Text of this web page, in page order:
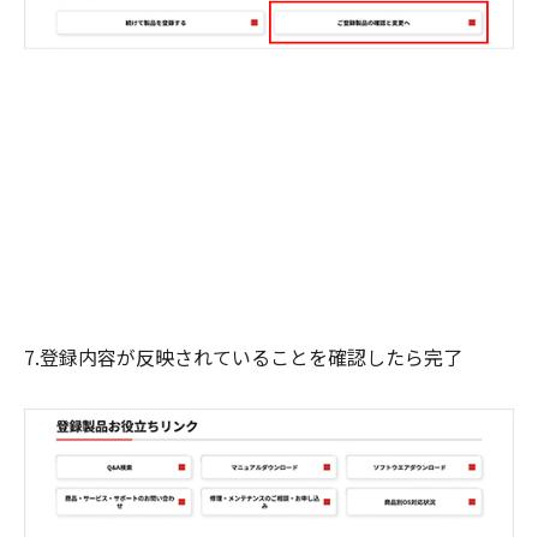
7.登録内容が反映されていることを確認したら完了